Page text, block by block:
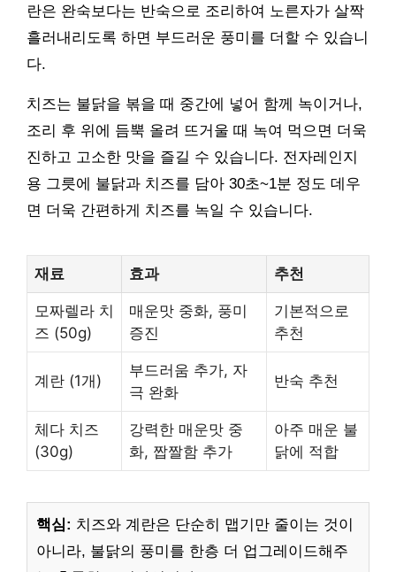
란은 완숙보다는 반숙으로 조리하여 노른자가 살짝
흘러내리도록 하면 부드러운 풍미를 더할 수 있습니
다.
치즈는 불닭을 볶을 때 중간에 넣어 함께 녹이거나,
조리 후 위에 듬뿍 올려 뜨거울 때 녹여 먹으면 더욱
진하고 고소한 맛을 즐길 수 있습니다. 전자레인지
용 그릇에 불닭과 치즈를 담아 30초~1분 정도 데우
면 더욱 간편하게 치즈를 녹일 수 있습니다.
재료 효과 추천
모짜렐라 치
즈 (50g)
매운맛 중화, 풍미
증진
기본적으로
추천
계란 (1개)
부드러움 추가, 자
극 완화
반숙 추천
체다 치즈
(30g)
강력한 매운맛 중
화, 짭짤함 추가
아주 매운 불
닭에 적합
핵심: 치즈와 계란은 단순히 맵기만 줄이는 것이
아니라, 불닭의 풍미를 한층 더 업그레이드해주